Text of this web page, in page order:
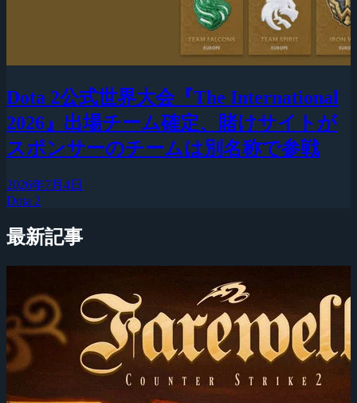
Dota 2公式世界大会『The International
2026』出場チーム確定、賭けサイトが
スポンサーのチームは別名称で参戦
2026年7月4日
Dota 2
最新記事